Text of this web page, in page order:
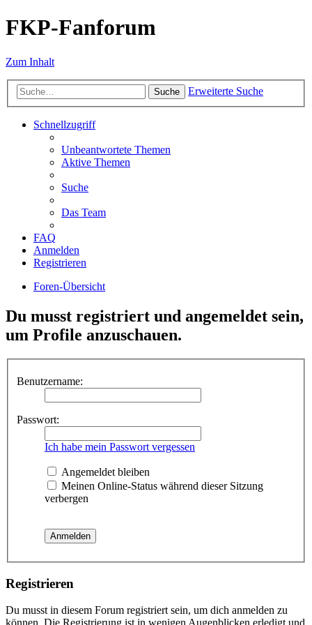
FKP-Fanforum
Zum Inhalt
Suche Erweiterte Suche
Schnellzugriff
Unbeantwortete Themen
Aktive Themen
Suche
Das Team
FAQ
Anmelden
Registrieren
Foren-Übersicht
Du musst registriert und angemeldet sein,
um Profile anzuschauen.
Benutzername:
Passwort:
Ich habe mein Passwort vergessen
Angemeldet bleiben
Meinen Online-Status während dieser Sitzung
verbergen
Registrieren
Du musst in diesem Forum registriert sein, um dich anmelden zu